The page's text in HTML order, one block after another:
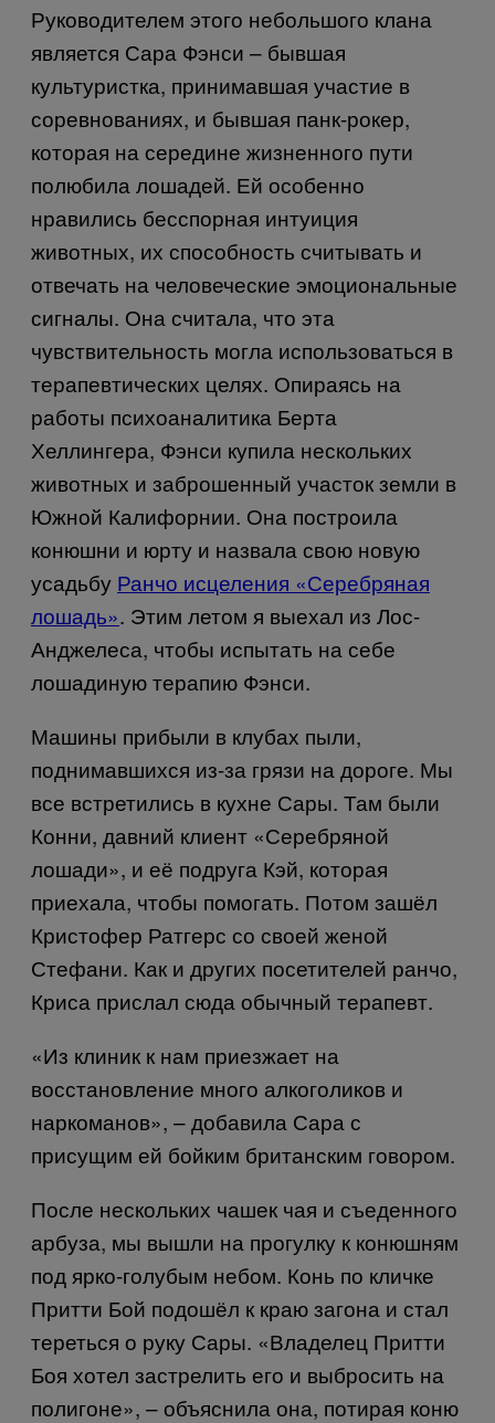
Руководителем этого небольшого клана
является Сара Фэнси – бывшая
культуристка, принимавшая участие в
соревнованиях, и бывшая панк-рокер,
которая на середине жизненного пути
полюбила лошадей. Ей особенно
нравились бесспорная интуиция
животных, их способность считывать и
отвечать на человеческие эмоциональные
сигналы. Она считала, что эта
чувствительность могла использоваться в
терапевтических целях. Опираясь на
работы психоаналитика Берта
Хеллингера, Фэнси купила нескольких
животных и заброшенный участок земли в
Южной Калифорнии. Она построила
конюшни и юрту и назвала свою новую
усадьбу ​Ранчо исцеления «Серебряная
лошадь». Этим летом я выехал из Лос-
Анджелеса, чтобы испытать на себе
лошадиную терапию Фэнси.
Машины прибыли в клубах пыли,
поднимавшихся из-за грязи на дороге. Мы
все встретились в кухне Сары. Там были
Конни, давний клиент «Серебряной
лошади», и её подруга Кэй, которая
приехала, чтобы помогать. Потом зашёл
Кристофер Ратгерс со своей женой
Стефани. Как и других посетителей ранчо,
Криса прислал сюда обычный терапевт.
«Из клиник к нам приезжает на
восстановление много алкоголиков и
наркоманов», – добавила Сара с
присущим ей бойким британским говором.
После нескольких чашек чая и съеденного
арбуза, мы вышли на прогулку к конюшням
под ярко-голубым небом. Конь по кличке
Притти Бой подошёл к краю загона и стал
тереться о руку Сары. «Владелец Притти
Боя хотел застрелить его и выбросить на
полигоне», – объяснила она, потирая коню